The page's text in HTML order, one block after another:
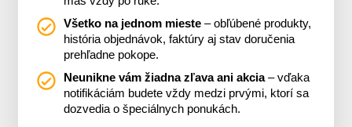
Všetko na jednom mieste – obľúbené produkty,
história objednávok, faktúry aj stav doručenia
prehľadne pokope.
Neunikne vám žiadna zľava ani akcia– vďaka
notifikáciám budete vždy medzi prvými, ktorí sa
dozvedia o špeciálnych ponukách.